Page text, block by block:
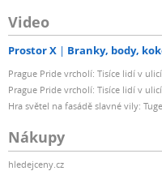
Video
Prostor X Branky, body,
Prague Pride vrcholí: Tisíce lidí v
Prague Pride vrcholí: Tisíce lidí v
Hra světel na fasádě slavné vily:
Nákupy
hledejceny.cz